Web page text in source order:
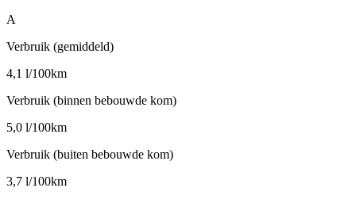
A
Verbruik (gemiddeld)
4,1 l/100km
Verbruik (binnen bebouwde kom)
5,0 l/100km
Verbruik (buiten bebouwde kom)
3,7 l/100km